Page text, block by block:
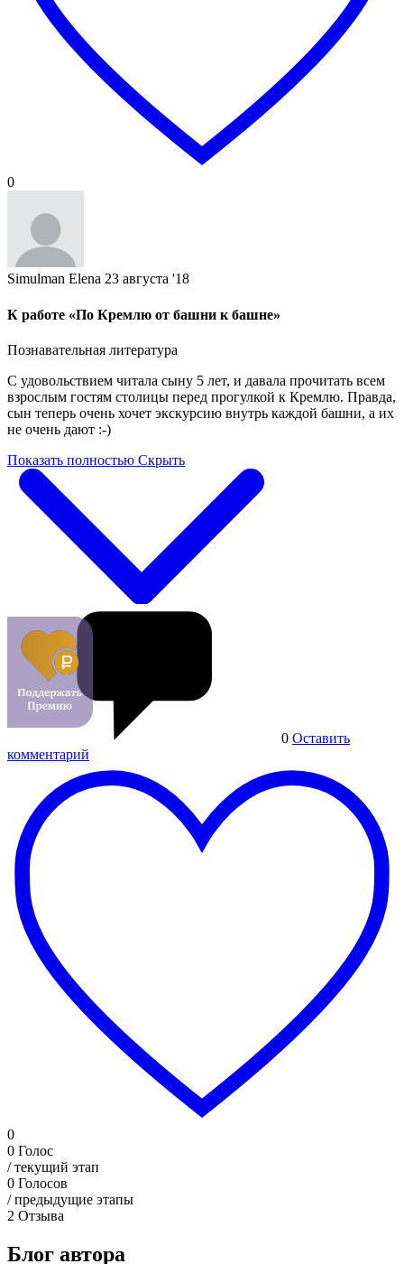
0
Simulman Elena 23 августа '18
К работе «По Кремлю от башни к башне»
Познавательная литература
С удовольствием читала сыну 5 лет, и давала прочитать всем
взрослым гостям столицы перед прогулкой к Кремлю. Правда,
сын теперь очень хочет экскурсию внутрь каждой башни, а их
не очень дают :-)
Показать полностью Скрыть
0 Оставить
комментарий
0
0 Голос
/ текущий этап
0 Голосов
/ предыдущие этапы
2 Отзыва
Блог автора